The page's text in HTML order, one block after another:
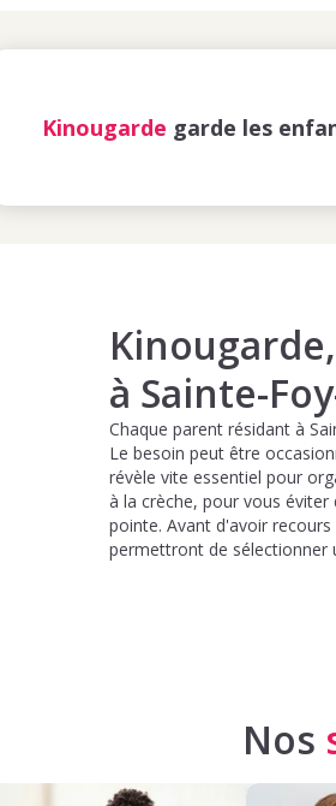
Kinougarde garde les
à Sainte-
Chaque parent résidant à
Le besoin peut être
révèle vite essentiel pour
à la crèche, pour vous
pointe. Avant d'avoir
permettront de sélectionner
Nos